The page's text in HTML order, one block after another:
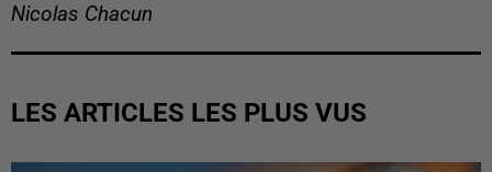
Nicolas Chacun
LES ARTICLES LES PLUS VUS